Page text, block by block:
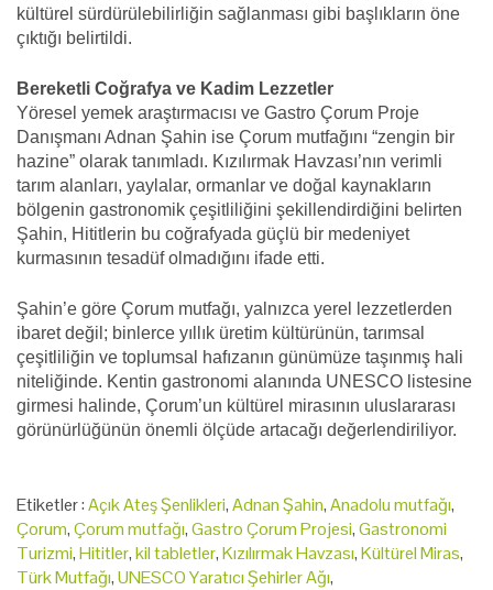
kültürel sürdürülebilirliğin sağlanması gibi başlıkların öne
çıktığı belirtildi.
Bereketli Coğrafya ve Kadim Lezzetler
Yöresel yemek araştırmacısı ve Gastro Çorum Proje
Danışmanı Adnan Şahin ise Çorum mutfağını “zengin bir
hazine” olarak tanımladı. Kızılırmak Havzası’nın verimli
tarım alanları, yaylalar, ormanlar ve doğal kaynakların
bölgenin gastronomik çeşitliliğini şekillendirdiğini belirten
Şahin, Hititlerin bu coğrafyada güçlü bir medeniyet
kurmasının tesadüf olmadığını ifade etti.
Şahin’e göre Çorum mutfağı, yalnızca yerel lezzetlerden
ibaret değil; binlerce yıllık üretim kültürünün, tarımsal
çeşitliliğin ve toplumsal hafızanın günümüze taşınmış hali
niteliğinde. Kentin gastronomi alanında UNESCO listesine
girmesi halinde, Çorum’un kültürel mirasının uluslararası
görünürlüğünün önemli ölçüde artacağı değerlendiriliyor.
Etiketler :Açık Ateş Şenlikleri,Adnan Şahin,Anadolu mutfağı,
Çorum,Çorum mutfağı,Gastro Çorum Projesi,Gastronomi
Turizmi,Hititler,kil tabletler,Kızılırmak Havzası,Kültürel Miras,
Türk Mutfağı,UNESCO Yaratıcı Şehirler Ağı,